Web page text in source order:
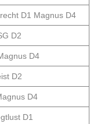
D1 Magnus D4
D2
D4
D2
D4
D1